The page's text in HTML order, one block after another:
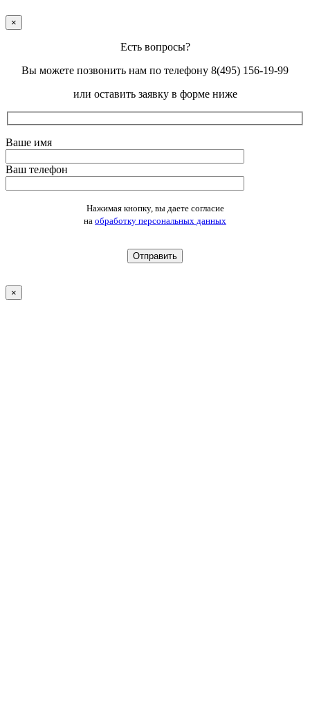
×
Есть вопросы?
Вы можете позвонить нам по телефону 8(495) 156-19-99
или оставить заявку в форме ниже
Ваше имя
Ваш телефон
Оставьте это поле пустым.Нажимая кнопку, вы даете согласие
на обработку персональных данных
×